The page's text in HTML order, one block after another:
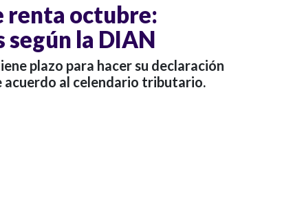
renta octubre:
según la DIAN
plazo para hacer su declaración
acuerdo al celendario tributario.